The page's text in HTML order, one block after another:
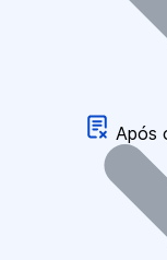
Após